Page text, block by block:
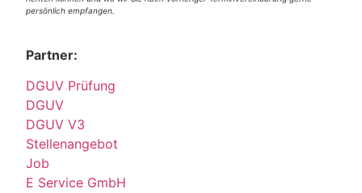
persönlich empfangen.
Partner:
DGUV Prüfung
DGUV
DGUV V3
Stellenangebot
Job
E Service GmbH